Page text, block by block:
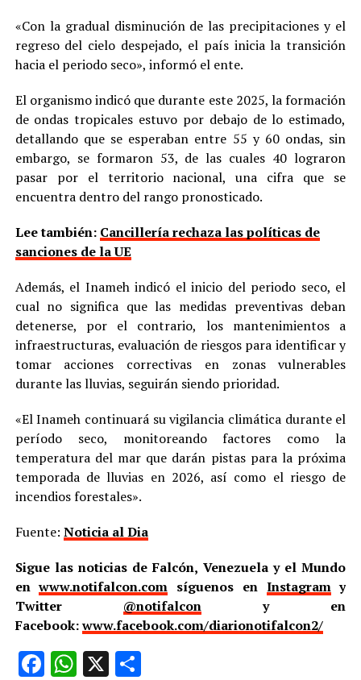
«Con la gradual disminución de las precipitaciones y el
regreso del cielo despejado, el país inicia la transición
hacia el periodo seco», informó el ente.
El organismo indicó que durante este 2025, la formación
de ondas tropicales estuvo por debajo de lo estimado,
detallando que se esperaban entre 55 y 60 ondas, sin
embargo, se formaron 53, de las cuales 40 lograron
pasar por el territorio nacional, una cifra que se
encuentra dentro del rango pronosticado.
Lee también: Cancillería rechaza las políticas de
sanciones de la UE
Además, el Inameh indicó el inicio del periodo seco, el
cual no significa que las medidas preventivas deban
detenerse, por el contrario, los mantenimientos a
infraestructuras, evaluación de riesgos para identificar y
tomar acciones correctivas en zonas vulnerables
durante las lluvias, seguirán siendo prioridad.
«El Inameh continuará su vigilancia climática durante el
período seco, monitoreando factores como la
temperatura del mar que darán pistas para la próxima
temporada de lluvias en 2026, así como el riesgo de
incendios forestales».
Fuente: Noticia al Dia
Sigue las noticias de Falcón, Venezuela y el Mundo
enwww.notifalcon.com síguenos en Instagramy
Twitter @notifalcony en
Facebook:www.facebook.com/diarionotifalcon2/
Facebook
WhatsApp
X Compartir